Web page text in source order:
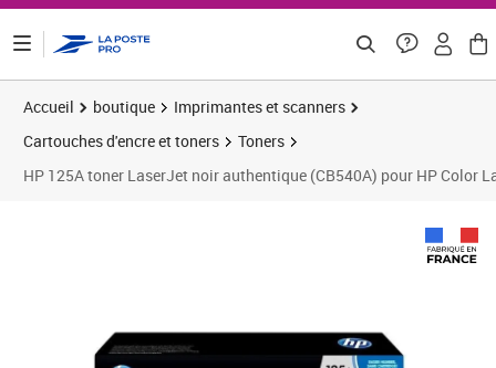
Accueil boutique
Imprimantes et scanners
Cartouches d'encre et toners
Toners
HP 125A toner LaserJet noir authentique (CB540A) pour HP Color